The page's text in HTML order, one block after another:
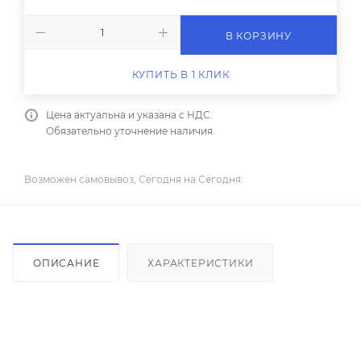
В КОРЗИНУ
КУПИТЬ В 1 КЛИК
Цена актуальна и указана с НДС.
Обязательно уточнение наличия.
Возможен самовывоз, Сегодня на Сегодня.
ОПИСАНИЕ ХАРАКТЕРИСТИКИ